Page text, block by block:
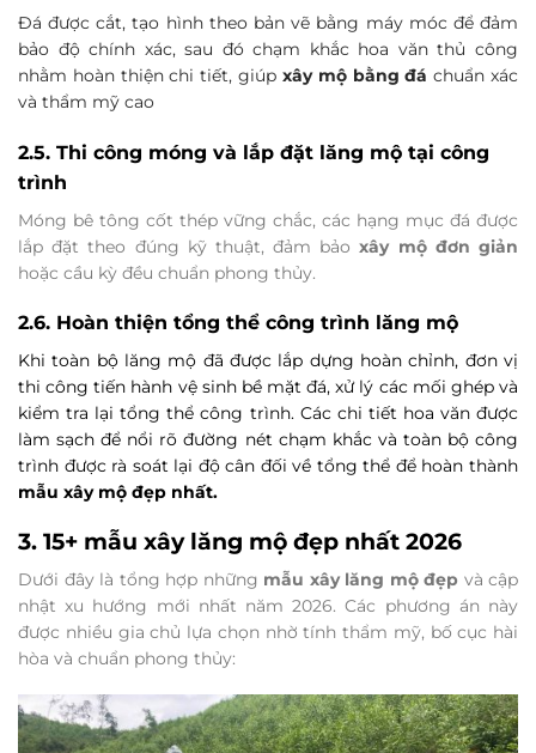
Đá được cắt, tạo hình theo bản vẽ bằng máy móc để đảm
bảo độ chính xác, sau đó chạm khắc hoa văn thủ công
nhằm hoàn thiện chi tiết, giúp xây mộ bằng đá chuẩn xác
và thẩm mỹ cao
2.5. Thi công móng và lắp đặt lăng mộ tại công
trình
Móng bê tông cốt thép vững chắc, các hạng mục đá được
lắp đặt theo đúng kỹ thuật, đảm bảoxây mộ đơn giản
hoặc cầu kỳ đều chuẩn phong thủy.
2.6. Hoàn thiện tổng thể công trình lăng mộ
Khi toàn bộ lăng mộ đã được lắp dựng hoàn chỉnh, đơn vị
thi công tiến hành vệ sinh bề mặt đá, xử lý các mối ghép và
kiểm tra lại tổng thể công trình. Các chi tiết hoa văn được
làm sạch để nổi rõ đường nét chạm khắc và toàn bộ công
trình được rà soát lại độ cân đối về tổng thể để hoàn thành
mẫu xây mộ đẹp nhất.
3. 15+ mẫu xây lăng mộ đẹp nhất 2026
Dưới đây là tổng hợp những mẫu xây lăng mộ đẹp và cập
nhật xu hướng mới nhất năm 2026. Các phương án này
được nhiều gia chủ lựa chọn nhờ tính thẩm mỹ, bố cục hài
hòa và chuẩn phong thủy: